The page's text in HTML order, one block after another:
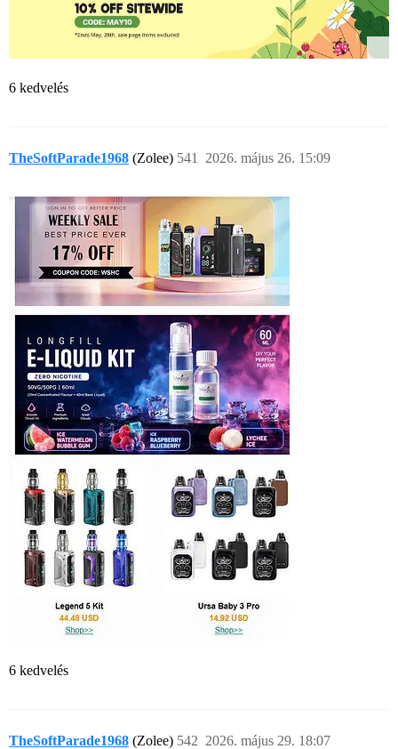
6 kedvelés
TheSoftParade1968 (Zolee) 2026. május 26. 15:09
541
6 kedvelés
TheSoftParade1968 (Zolee) 2026. május 29. 18:07
542